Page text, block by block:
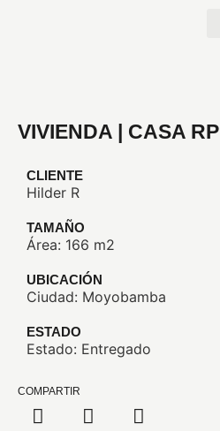
VIVIENDA | CASA RP
CLIENTE
Hilder R
TAMAÑO
Área: 166 m2
UBICACIÓN
Ciudad: Moyobamba
ESTADO
Estado: Entregado
COMPARTIR